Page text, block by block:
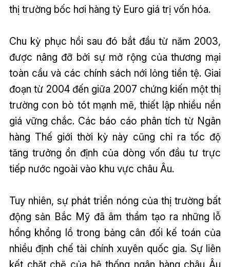
thị trường bốc hơi hàng tỷ Euro giá trị vốn hóa.
Chu kỳ phục hồi sau đó bắt đầu từ năm 2003,
được nâng đỡ bởi sự mở rộng của thương mại
toàn cầu và các chính sách nới lỏng tiền tệ. Giai
đoạn từ 2004 đến giữa 2007 chứng kiến một thị
trường con bò tót mạnh mẽ, thiết lập nhiều nền
giá vững chắc. Các báo cáo phân tích từ Ngân
hàng Thế giới thời kỳ này cũng chỉ ra tốc độ
tăng trưởng ổn định của dòng vốn đầu tư trực
tiếp nước ngoài vào khu vực châu Âu.
Tuy nhiên, sự phát triển nóng của thị trường bất
động sản Bắc Mỹ đã âm thầm tạo ra những lỗ
hổng khổng lồ trong bảng cân đối kế toán của
nhiều định chế tài chính xuyên quốc gia. Sự liên
kết chặt chẽ của hệ thống ngân hàng châu Âu